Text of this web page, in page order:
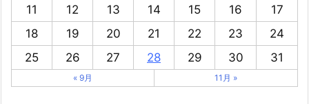
11
12 13 14 15 16
17
18
19 20 21 22 23
24
25
26 27 28 29 30 31
« 9月 11月 »